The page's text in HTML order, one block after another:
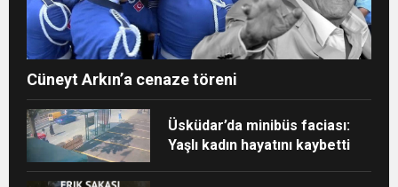
Cüneyt Arkın’a cenaze töreni
Üsküdar’da minibüs faciası:
Yaşlı kadın hayatını kaybetti